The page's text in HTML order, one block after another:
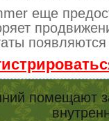
еще
помещают